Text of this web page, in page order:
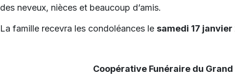
des neveux, nièces et beaucoup d’amis.
La famille recevra les condoléances le samedi 17
Coopérative Funéraire du